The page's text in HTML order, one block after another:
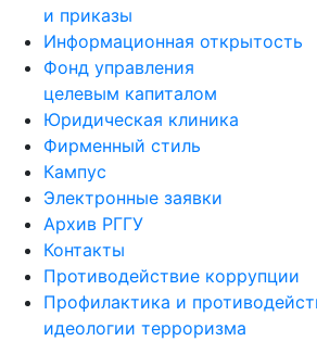
и приказы
Информационная открытость
Фонд управления
целевым капиталом
Юридическая клиника
Фирменный стиль
Кампус
Электронные заявки
Архив РГГУ
Контакты
Противодействие коррупции
Профилактика и
идеологии терроризма